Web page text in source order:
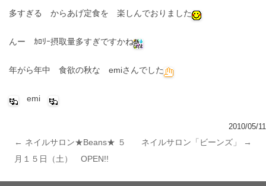
多すぎる からあげ定食を 楽しんでおりました
んー ｶﾛﾘｰ摂取量多すぎですかね
年がら年中 食欲の秋な emiさんでした
emi
2010/05/11
← ネイルサロン★Beans★ ５
月１５日（土） OPEN!!
ネイルサロン「ビーンズ」 →